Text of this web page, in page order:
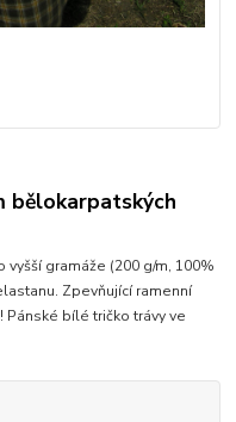
bělokarpatských
gramáže (200 g/m, 100%
Zpevňující ramenní
Pánské bílé tričko trávy ve